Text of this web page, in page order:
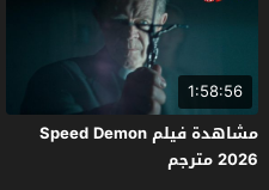
1:58:56
مشاهدة فيلم Speed Demon
2026 مترجم